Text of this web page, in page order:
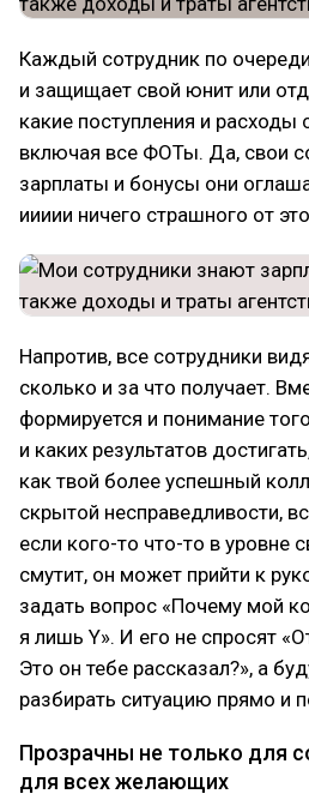
Каждый сотрудник по
и защищает свой юнит или
какие поступления и
включая все ФОТы. Да, свои
зарплаты и бонусы они
иииии ничего страшного от
Напротив, все сотрудники
сколько и за что получает.
формируется и понимание
и каких результатов
как твой более успешный
скрытой несправедливости,
если кого-то что-то в уровне
смутит, он может прийти к
задать вопрос «Почему мой
я лишь Y». И его не спросят
Это он тебе рассказал?», а
разбирать ситуацию прямо и
Прозрачны не только для
для всех желающих